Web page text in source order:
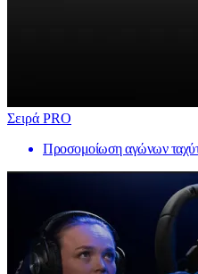
Σειρά PRO
Προσομοίωση αγώνων